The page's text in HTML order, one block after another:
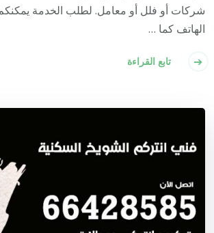
شركات أو فلل أو معامل. لطلب الخدمة
الهاتف كما …
تابع القراءة